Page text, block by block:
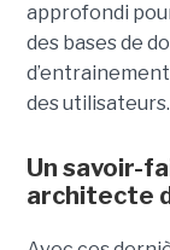
approfondi
des bases de
des utilisateurs.
Un savoir-
architecte